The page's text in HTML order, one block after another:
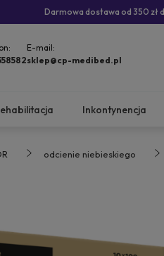
Darmowa dostawa od 350 zł
E-mail:
sklep@cp-medibed.pl
Inkontynencja
odcienie niebieskiego